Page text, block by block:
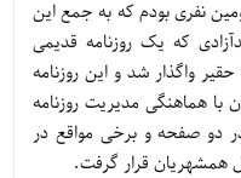
نفری بودم که به جمع این
که یک روزنامه قدیمی
واگذار شد و این روزنامه
هماهنگی مدیریت روزنامه
دو صفحه و برخی مواقع در
همشهریان قرار گرفت.